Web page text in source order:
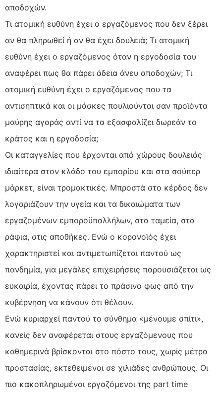
αποδοχών.
Τι ατομική ευθύνη έχει ο εργαζόμενος που δεν ξέρει
αν θα πληρωθεί ή αν θα έχει δουλειά; Τι ατομική
ευθύνη έχει ο εργαζόμενος όταν η εργοδοσία του
αναφέρει πως θα πάρει άδεια άνευ αποδοχών; Τι
ατομική ευθύνη έχει ο εργαζόμενος που τα
αντισηπτικά και οι μάσκες πουλιούνται σαν προϊόντα
μαύρης αγοράς αντί να τα εξασφαλίζει δωρεάν το
κράτος και η εργοδοσία;
Οι καταγγελίες που έρχονται από χώρους δουλειάς
ιδιαίτερα στον κλάδο του εμπορίου και στα σούπερ
μάρκετ, είναι τρομακτικές. Μπροστά στο κέρδος δεν
λογαριάζουν την υγεία και τα δικαιώματα των
εργαζομένων εμποροϋπαλλήλων, στα ταμεία, στα
ράφια, στις αποθήκες. Ενώ ο κορονοϊός έχει
χαρακτηριστεί και αντιμετωπίζεται παντού ως
πανδημία, για μεγάλες επιχειρήσεις παρουσιάζεται ως
ευκαιρία, έχοντας πάρει το πράσινο φως από την
κυβέρνηση να κάνουν ότι θέλουν.
Ενώ κυριαρχεί παντού το σύνθημα «μένουμε σπίτι»,
κανείς δεν αναφέρεται στους εργαζόμενους που
καθημερινά βρίσκονται στο πόστο τους, χωρίς μέτρα
προστασίας, εκτεθειμένοι σε χιλιάδες ανθρώπους. Οι
πιο κακοπληρωμένοι εργαζόμενοι της part time